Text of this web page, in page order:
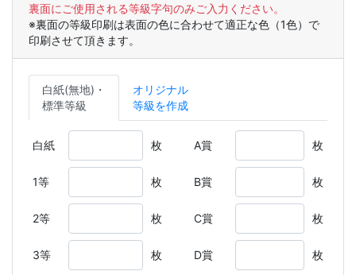
裏面にご使用される等級字句のみご入力ください。
※裏面の等級印刷は表面の色に合わせて適正な色（1色）で
印刷させて頂きます。
白紙(無地)・
標準等級
オリジナル
等級を作成
白紙 枚
1等 枚
2等 枚
3等 枚
A賞 枚
B賞 枚
C賞 枚
D賞 枚